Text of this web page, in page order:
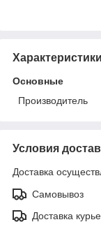
Характеристики
Основные
Производитель
Условия
Доставка
Самовывоз
Доставка